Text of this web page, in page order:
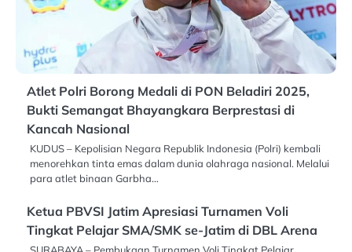
Atlet Polri Borong Medali di PON Beladiri 2025,
Bukti Semangat Bhayangkara Berprestasi di
Kancah Nasional
KUDUS – Kepolisian Negara Republik Indonesia (Polri) kembali
menorehkan tinta emas dalam dunia olahraga nasional. Melalui
para atlet binaan Garbha…
Ketua PBVSI Jatim Apresiasi Turnamen Voli
Tingkat Pelajar SMA/SMK se-Jatim di DBL Arena